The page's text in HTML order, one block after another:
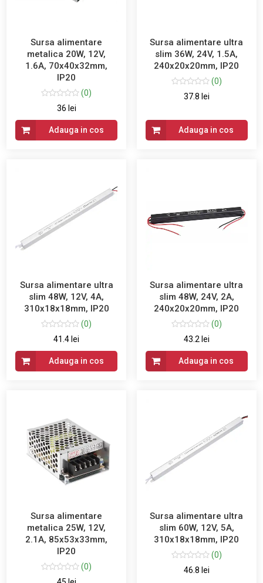
Sursa alimentare
metalica 20W, 12V,
1.6A, 70x40x32mm,
IP20
(0)
36 lei
Adauga in cos
Sursa alimentare ultra
slim 36W, 24V, 1.5A,
240x20x20mm, IP20
(0)
37.8 lei
Adauga in cos
Sursa alimentare ultra
slim 48W, 12V, 4A,
310x18x18mm, IP20
(0)
41.4 lei
Adauga in cos
Sursa alimentare ultra
slim 48W, 24V, 2A,
240x20x20mm, IP20
(0)
43.2 lei
Adauga in cos
Sursa alimentare
metalica 25W, 12V,
2.1A, 85x53x33mm,
IP20
(0)
Sursa alimentare ultra
slim 60W, 12V, 5A,
310x18x18mm, IP20
(0)
46.8 lei